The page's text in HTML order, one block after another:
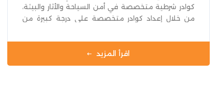
كوادر شرطية متخصصة في أمن السياحة والأثار والبيئة،
من خلال إعداد كوادر متخصصة على درجة كبيرة من
الأجهزة الأمنية ككل وجهاز الشرطة الفلسطينية على
وجه الخصوص بالإضافة الى وزارة السياحة والأثار وسلطة
جودة البيئة .
اقرأ المزيد